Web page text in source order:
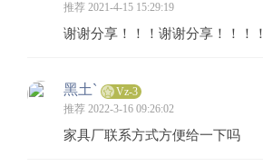
推荐 2021-4-15 15:29:19
谢谢分享！！！谢谢分享！！！！
黑土` Vz-3
推荐 2022-3-16 09:26:02
家具厂联系方式方便给一下吗